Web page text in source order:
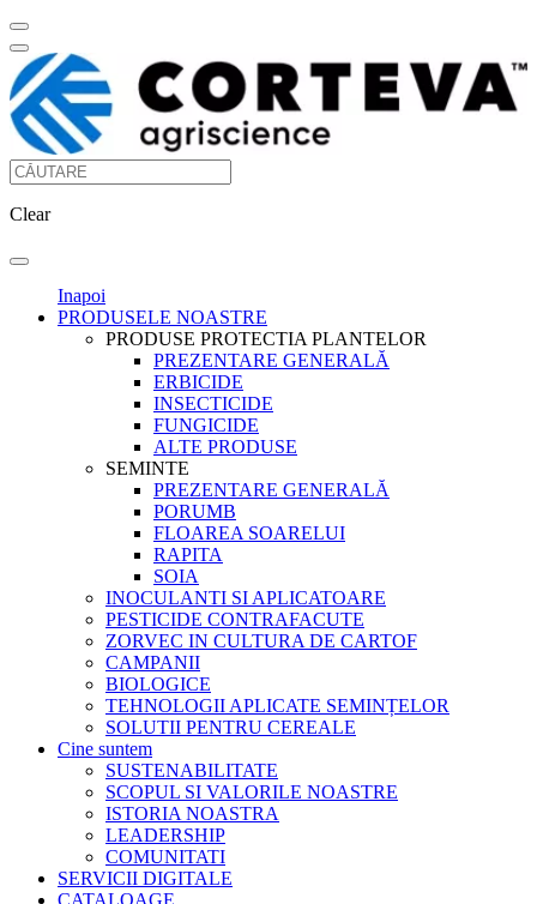
Clear
Inapoi
PRODUSELE NOASTRE
PRODUSE PROTECTIA PLANTELOR
PREZENTARE GENERALĂ
ERBICIDE
INSECTICIDE
FUNGICIDE
ALTE PRODUSE
SEMINTE
PREZENTARE GENERALĂ
PORUMB
FLOAREA SOARELUI
RAPITA
SOIA
INOCULANTI SI APLICATOARE
PESTICIDE CONTRAFACUTE
ZORVEC IN CULTURA DE CARTOF
CAMPANII
BIOLOGICE
TEHNOLOGII APLICATE SEMINȚELOR
SOLUTII PENTRU CEREALE
Cine suntem
SUSTENABILITATE
SCOPUL SI VALORILE NOASTRE
ISTORIA NOASTRA
LEADERSHIP
COMUNITATI
SERVICII DIGITALE